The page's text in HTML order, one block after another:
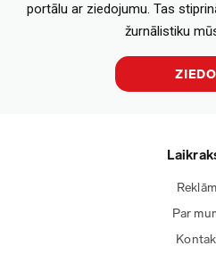
portālu ar ziedojumu. Tas
žurnālistiku
Par